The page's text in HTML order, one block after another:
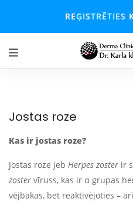
REĢISTRĒTIES
Jostas roze
Kas ir jostas roze?
Jostas roze jeb Herpes zoster ir
zoster vīruss, kas ir α grupas
vējbakas, bet reaktivējoties –